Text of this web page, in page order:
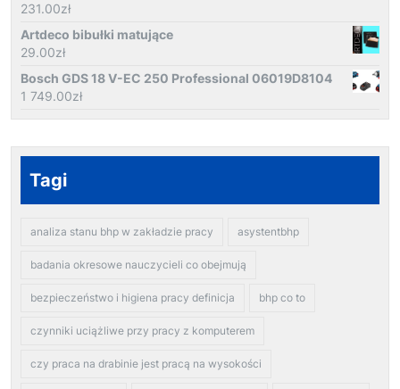
231.00zł
Artdeco bibułki matujące
29.00zł
Bosch GDS 18 V-EC 250 Professional 06019D8104
1 749.00zł
Tagi
analiza stanu bhp w zakładzie pracy asystentbhp
badania okresowe nauczycieli co obejmują
bezpieczeństwo i higiena pracy definicja bhp co to
czynniki uciążliwe przy pracy z komputerem
czy praca na drabinie jest pracą na wysokości